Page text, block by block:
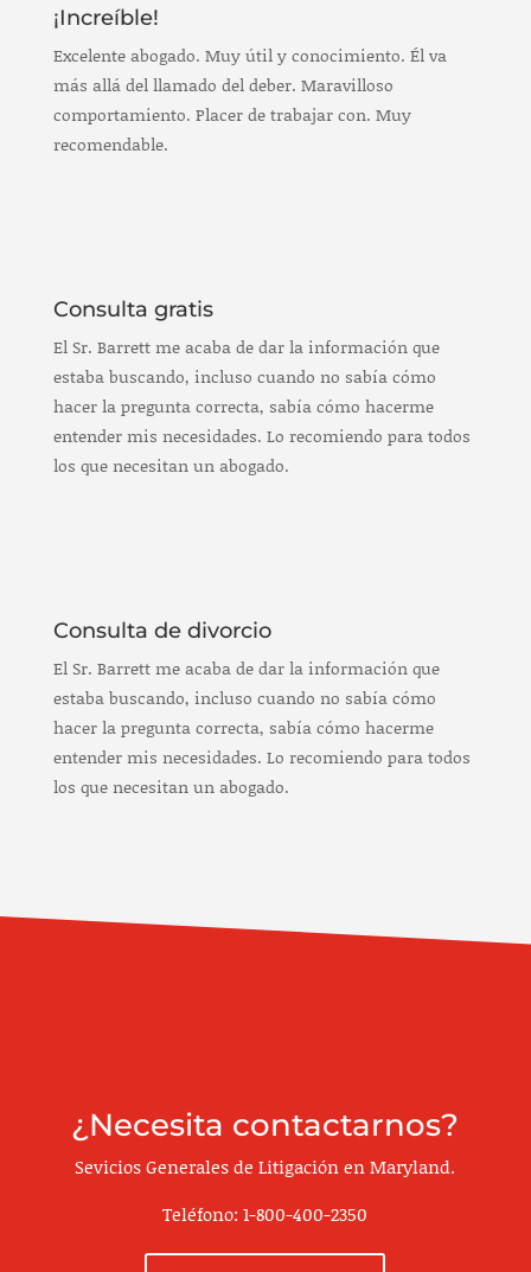
¡Increíble!
Excelente abogado. Muy útil y conocimiento. Él va
más allá del llamado del deber. Maravilloso
comportamiento. Placer de trabajar con. Muy
recomendable.
Consulta gratis
El Sr. Barrett me acaba de dar la información que
estaba buscando, incluso cuando no sabía cómo
hacer la pregunta correcta, sabía cómo hacerme
entender mis necesidades. Lo recomiendo para todos
los que necesitan un abogado.
Consulta de divorcio
El Sr. Barrett me acaba de dar la información que
estaba buscando, incluso cuando no sabía cómo
hacer la pregunta correcta, sabía cómo hacerme
entender mis necesidades. Lo recomiendo para todos
los que necesitan un abogado.
¿Necesita contactarnos?
Sevicios Generales de Litigación en Maryland.
Teléfono:1-800-400-2350